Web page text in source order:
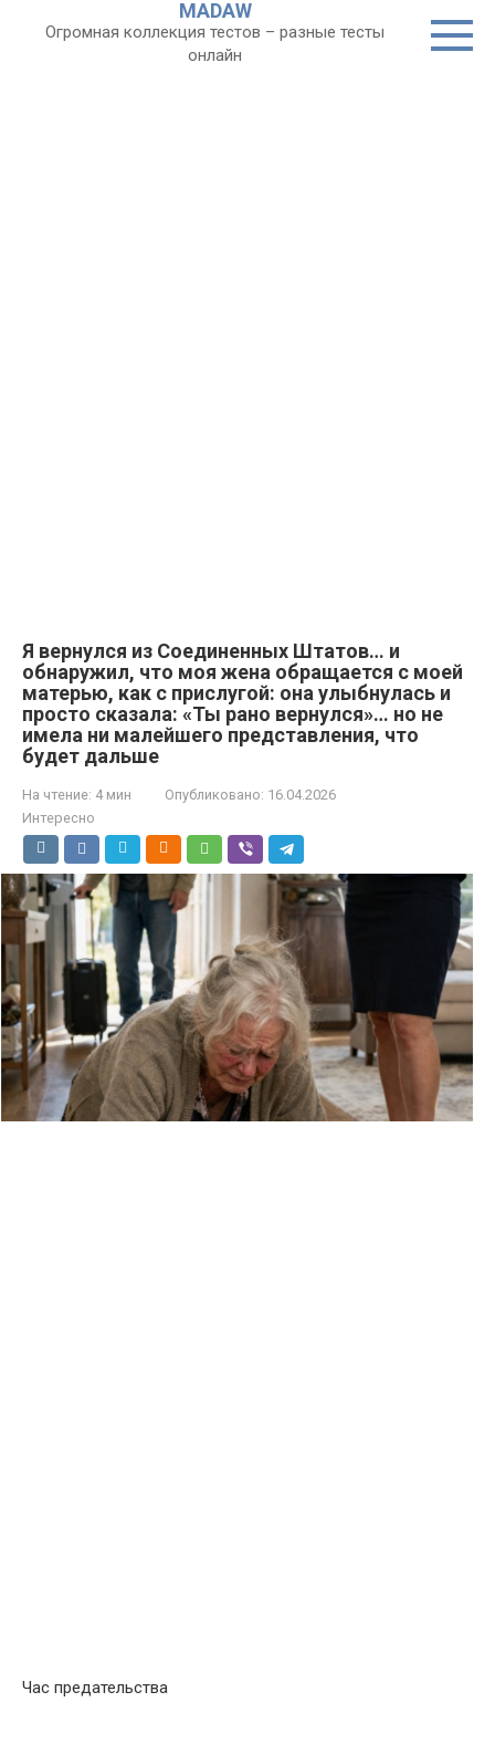
MADAW
Огромная коллекция тестов – разные тесты
онлайн
Я вернулся из Соединенных Штатов… и
обнаружил, что моя жена обращается с моей
матерью, как с прислугой: она улыбнулась и
просто сказала: «Ты рано вернулся»… но не
имела ни малейшего представления, что
будет дальше
На чтение: 4 мин Опубликовано: 16.04.2026
Интересно
Час предательства